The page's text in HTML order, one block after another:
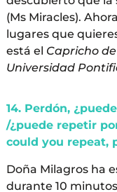
(Ms Miracles).
lugares que
está el Capricho
Universidad
14. Perdón,
/¿puede repetir
could you repeat,
Doña Milagros ha
durante 10